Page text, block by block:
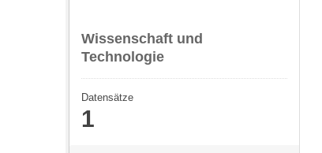
Wissenschaft und
Technologie
Datensätze
1